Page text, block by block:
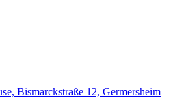
Bismarckstraße 12, Germersheim